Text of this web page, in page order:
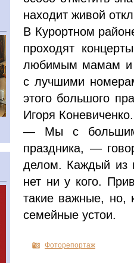
находит живой
В Курортном
проходят
любимым мамам и
с лучшими
этого большого
Игоря Коневиченко.
— Мы с большим
праздника, —
делом. Каждый из
нет ни у кого.
такие важные, но,
семейные устои.
Фоторепортаж